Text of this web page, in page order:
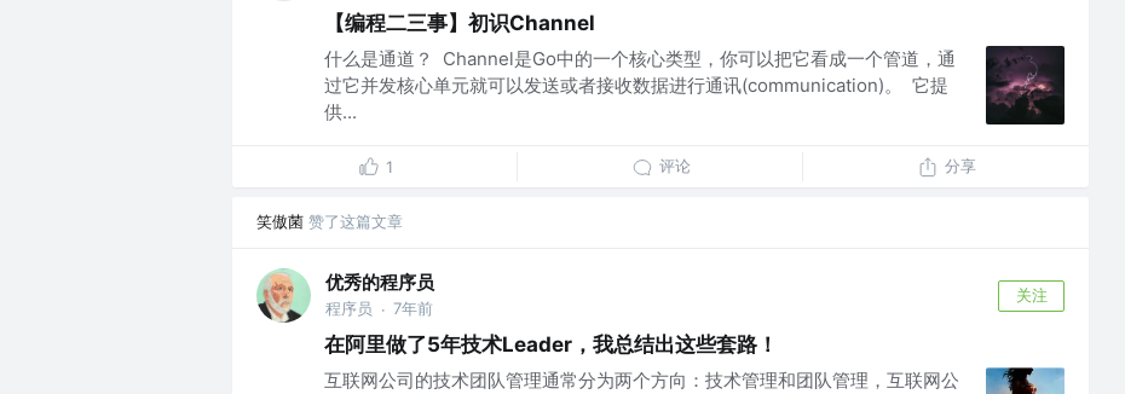
【编程二三事】初识Channel
什么是通道？ ​ Channel是Go中的一个核心类型，你可以把它看成一个管道，通
过它并发核心单元就可以发送或者接收数据进行通讯(communication)。 ​ 它提
供...
1 评论 分享
笑傲菌 赞了这篇文章
优秀的程序员
程序员 · 7年前
关注
在阿里做了5年技术Leader，我总结出这些套路！
互联网公司的技术团队管理通常分为两个方向：技术管理和团队管理，互联网公